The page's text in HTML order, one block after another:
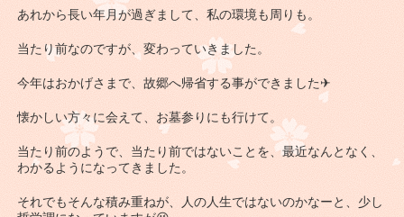
あれから長い年月が過ぎまして、私の環境も周りも。
当たり前なのですが、変わっていきました。
今年はおかげさまで、故郷へ帰省する事ができました✈
懐かしい方々に会えて、お墓参りにも行けて。
当たり前のようで、当たり前ではないことを、最近なんとなく、
わかるようになってきました。
それでもそんな積み重ねが、人の人生ではないのかなーと、少し